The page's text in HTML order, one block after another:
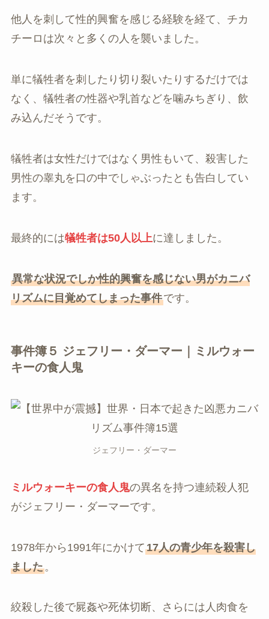
他人を刺して性的興奮を感じる経験を経て、チカ
チーロは次々と多くの人を襲いました。
単に犠牲者を刺したり切り裂いたりするだけでは
なく、犠牲者の性器や乳首などを噛みちぎり、飲
み込んだそうです。
犠牲者は女性だけではなく男性もいて、殺害した
男性の睾丸を口の中でしゃぶったとも告白してい
ます。
最終的には犠牲者は50人以上に達しました。
異常な状況でしか性的興奮を感じない男がカニバ
リズムに目覚めてしまった事件です。
事件簿５ ジェフリー・ダーマー｜ミルウォー
キーの食人鬼
ジェフリー・ダーマー
ミルウォーキーの食人鬼の異名を持つ連続殺人犯
がジェフリー・ダーマーです。
1978年から1991年にかけて17人の青少年を殺害し
ました。
絞殺した後で屍姦や死体切断、さらには人肉食を